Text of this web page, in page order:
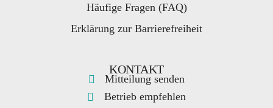
Häufige Fragen (FAQ)
Erklärung zur Barrierefreiheit
KONTAKT
Mitteilung senden
Betrieb empfehlen